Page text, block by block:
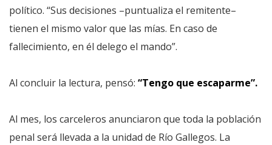
político. “Sus decisiones –puntualiza el remitente–
tienen el mismo valor que las mías. En caso de
fallecimiento, en él delego el mando”.
Al concluir la lectura, pensó: “Tengo que escaparme”.
Al mes, los carceleros anunciaron que toda la población
penal será llevada a la unidad de Río Gallegos. La